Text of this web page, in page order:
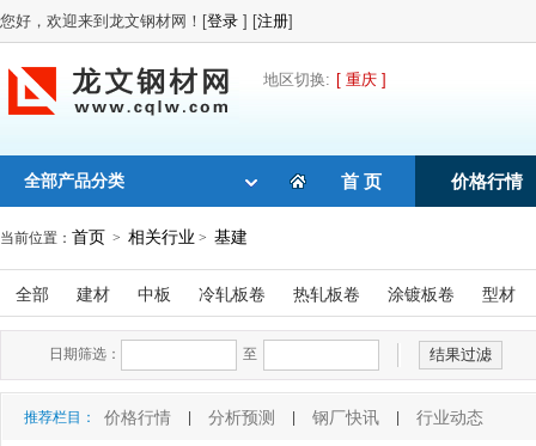
您好，欢迎来到龙文钢材网！[登录 ] [注册]
地区切换: [ 重庆 ]
全部产品分类 首 页 价格行情
当前位置： 首页 > 相关行业 > 基建
全部 建材 中板 冷轧板卷 热轧板卷 涂镀板卷 型材
日期筛选： 至
推荐栏目： 价格行情 分析预测 钢厂快讯 行业动态